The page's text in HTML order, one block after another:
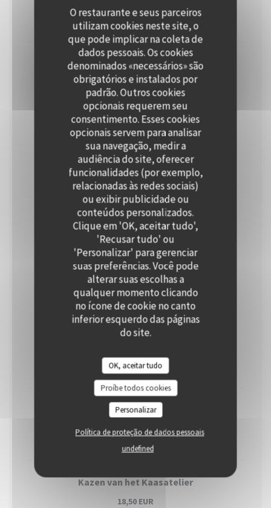
O restaurante e seus parceiros
utilizam cookies neste site, o
que pode implicar na coleta de
dados pessoais. Os cookies
denominados «necessários» são
obrigatórios e instalados por
padrão. Outros cookies
opcionais requerem seu
consentimento. Esses cookies
opcionais servem para analisar
sua navegação, medir a
audiência do site, oferecer
funcionalidades (por exemplo,
relacionadas às redes sociais)
ou exibir publicidade ou
conteúdos personalizados.
Clique em 'OK, aceitar tudo',
'Recusar tudo' ou
'Personalizar' para gerenciar
suas preferências. Você pode
alterar suas escolhas a
qualquer momento clicando
no ícone de cookie no canto
inferior esquerdo das páginas
do site.
OK, aceitar tudo
Proíbe todos cookies
Personalizar
Política de proteção de dados pessoais
undefined
Bordelaisesaus
32,50 EUR
Parelhoen
Aardappelgratin | Bospeen | Zeeuws Spek | Truffeljus
27,50 EUR
Pieterman
Zeekraal | Aardappelmousseline | Gezouten Citroen
Botersaus
26,50 EUR
Gepofte Knolselderij
Pommes Duchesse | Gekonfijte ui | Rozemarijnjus
25,50 EUR
Desserts
Peerbavarois
15,50 EUR
Tartelette
15,00 EUR
Kazen van het Kaasatelier
18,50 EUR